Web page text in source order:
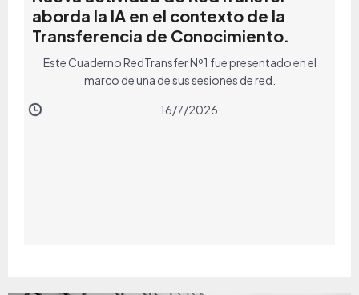
aborda la IA en el contexto de la
Transferencia de Conocimiento.
Este Cuaderno RedTransfer Nº1 fue presentado en el
marco de una de sus sesiones de red.
16/7/2026